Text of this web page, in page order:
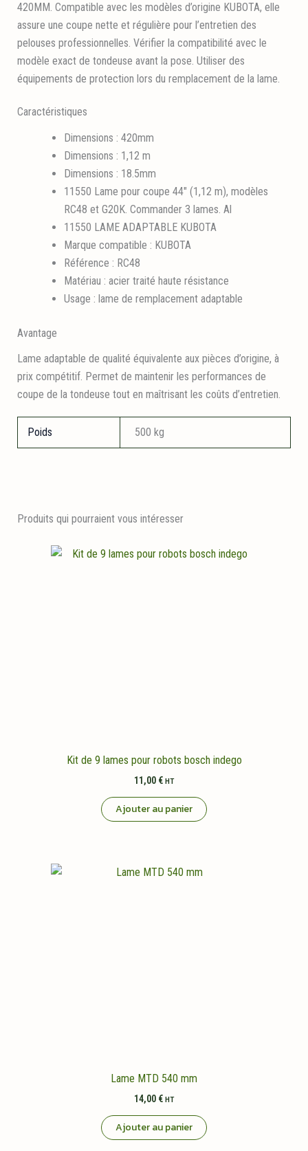
420MM. Compatible avec les modèles d’origine KUBOTA, elle
assure une coupe nette et régulière pour l’entretien des
pelouses professionnelles. Vérifier la compatibilité avec le
modèle exact de tondeuse avant la pose. Utiliser des
équipements de protection lors du remplacement de la lame.
Caractéristiques
Dimensions : 420mm
Dimensions : 1,12 m
Dimensions : 18.5mm
11550 Lame pour coupe 44″ (1,12 m), modèles
RC48 et G20K. Commander 3 lames. Al
11550 LAME ADAPTABLE KUBOTA
Marque compatible : KUBOTA
Référence : RC48
Matériau : acier traité haute résistance
Usage : lame de remplacement adaptable
Avantage
Lame adaptable de qualité équivalente aux pièces d’origine, à
prix compétitif. Permet de maintenir les performances de
coupe de la tondeuse tout en maîtrisant les coûts d’entretien.
Poids 500 kg
Produits qui pourraient vous intéresser
Kit de 9 lames pour robots bosch indego
11,00 € HT
Ajouter au panier
Lame MTD 540 mm
14,00 € HT
Ajouter au panier